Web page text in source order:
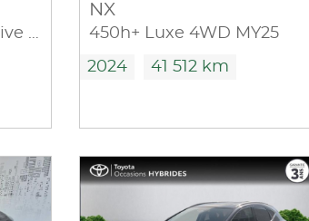
350h F SPORT Executive 4WD MY24
NX
450h+ Luxe 4WD MY25
2024 41 512 km